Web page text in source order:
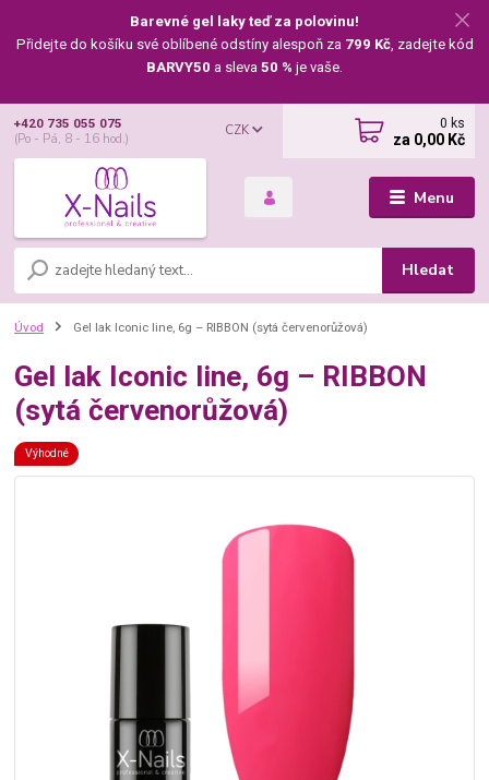
Barevné gel laky teď za polovinu!
Přidejte do košíku své oblíbené odstíny alespoň za 799 Kč, zadejte kód
BARVY50 a sleva 50 % je vaše.
Menu
CZK
Hledat
+420 735 055 075
(Po - Pá, 8 - 16 hod.)
0 ks
za 0,00 Kč
Úvod Gel lak Iconic line, 6g – RIBBON (sytá červenorůžová)
Gel lak Iconic line, 6g – RIBBON
(sytá červenorůžová)
Výhodné